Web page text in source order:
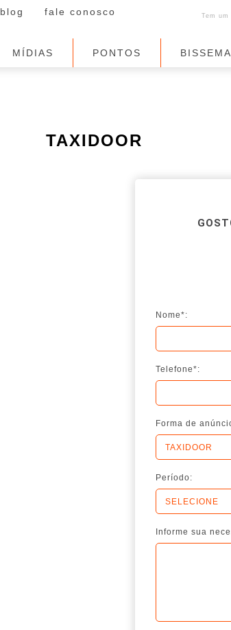
Tem
blog fale conosco
MÍDIAS PONTOS
TAXIDOOR
Nome*:
Telefone*:
Forma de
Período:
Informe sua